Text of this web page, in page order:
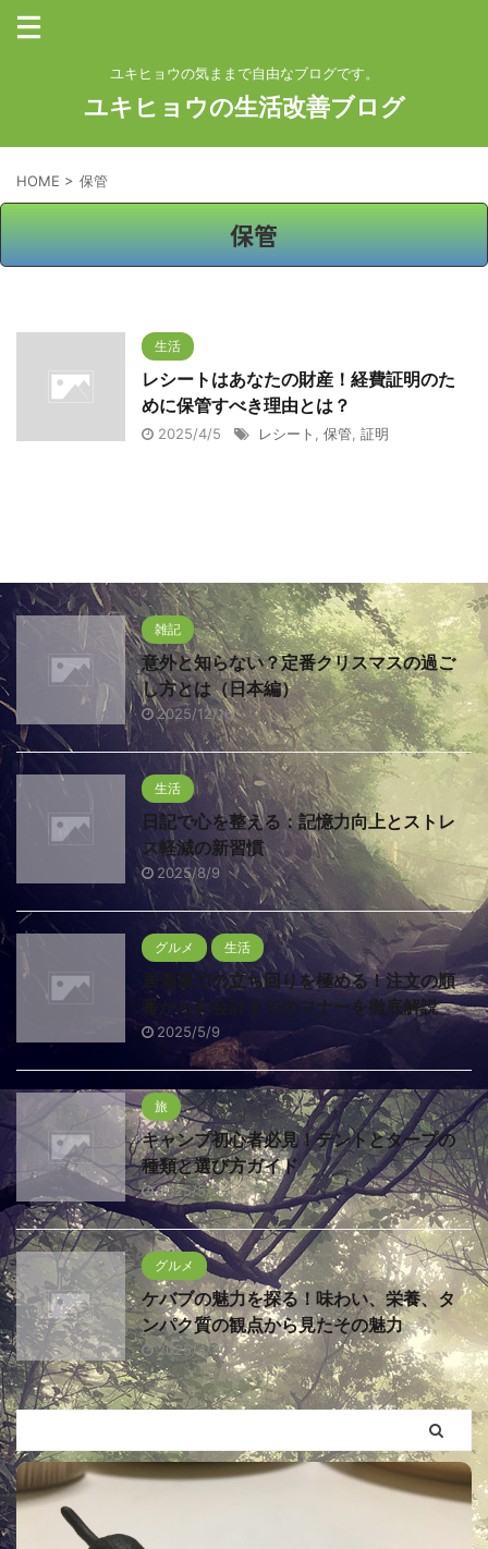
ユキヒョウの気ままで自由なブログです。
ユキヒョウの生活改善ブログ
HOME > 保管
保管
生活
レシートはあなたの財産！経費証明のた
めに保管すべき理由とは？
2025/4/5 レシート 保管 証明
雑記
意外と知らない？定番クリスマスの過ご
し方とは（日本編）
2025/12/16
生活
日記で心を整える：記憶力向上とストレ
ス軽減の新習慣
2025/8/9
グルメ 生活
居酒屋での立ち回りを極める！注文の順
番からお会計までのマナーを徹底解説
2025/5/9
旅
キャンプ初心者必見！テントとタープの
種類と選び方ガイド
2025/5/5
グルメ
ケバブの魅力を探る！味わい、栄養、タ
ンパク質の観点から見たその魅力
2025/4/30